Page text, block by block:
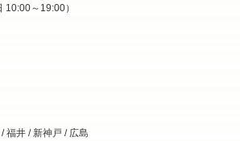
～19:00）
福井 / 新神戸 / 広島